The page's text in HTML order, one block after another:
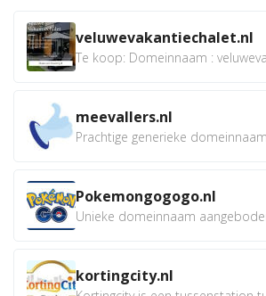
veluwevakantiechalet.nl
meevallers.nl
Pokemongogogo.nl
kortingcity.nl